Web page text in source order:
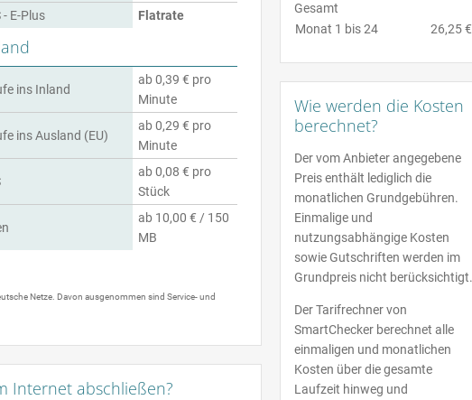
- E-Plus
Flatrate
ins Inland
ab 0,39 € pro
Minute
ins Ausland (EU)
ab 0,29 € pro
Minute
ab 0,08 € pro
Stück
ab 10,00 € / 150
MB
Netze. Davon ausgenommen sind Service- und
Internet abschließen?
Gesamt
Monat 1 bis 24
26,25 €
Wie werden die Kosten
berechnet?
Der vom Anbieter angegebene
Preis enthält lediglich die
monatlichen Grundgebühren.
Einmalige und
nutzungsabhängige Kosten
sowie Gutschriften werden im
Grundpreis nicht berücksichtigt.
Der Tarifrechner von
SmartChecker berechnet alle
einmaligen und monatlichen
Kosten über die gesamte
Laufzeit hinweg und